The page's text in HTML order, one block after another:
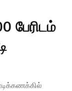
பேரிடம்